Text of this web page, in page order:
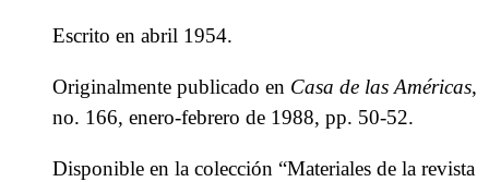
Escrito en abril 1954.
Originalmente publicado en Casa de las Américas,
no. 166, enero-febrero de 1988, pp. 50-52.
Disponible en la colección “Materiales de la revista